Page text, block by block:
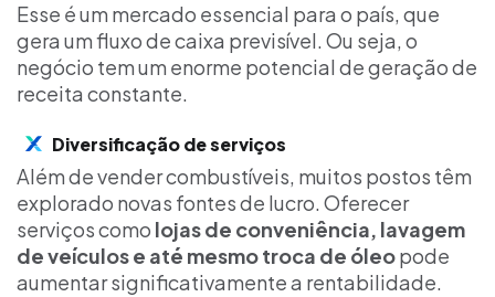
Esse é um mercado essencial para o país, que
gera um fluxo de caixa previsível. Ou seja, o
negócio tem um enorme potencial de geração de
receita constante.
Diversificação de serviços
Além de vender combustíveis, muitos postos têm
explorado novas fontes de lucro. Oferecer
serviços como lojas de conveniência, lavagem
de veículos e até mesmo troca de óleopode
aumentar significativamente a rentabilidade.